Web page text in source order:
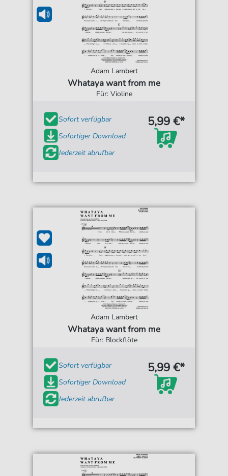
Adam Lambert
Whataya want from me
Für: Violine
Sofort verfügbar
Sofortiger Download
Jederzeit abrufbar
5,99 €*
Adam Lambert
Whataya want from me
Für: Blockflöte
Sofort verfügbar
Sofortiger Download
Jederzeit abrufbar
5,99 €*